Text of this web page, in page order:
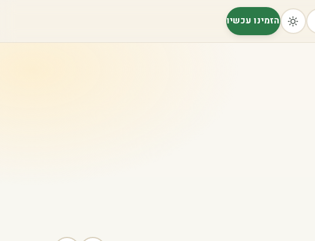
הזמינו עכשיו